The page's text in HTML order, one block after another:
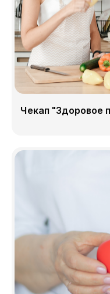
Чекап "Здоровое